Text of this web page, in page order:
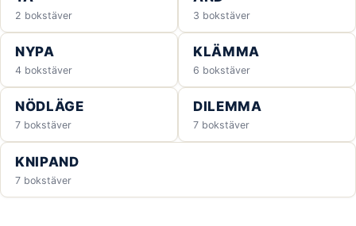
2 bokstäver 3 bokstäver
NYPA
4 bokstäver
KLÄMMA
6 bokstäver
NÖDLÄGE
7 bokstäver
DILEMMA
7 bokstäver
KNIPAND
7 bokstäver